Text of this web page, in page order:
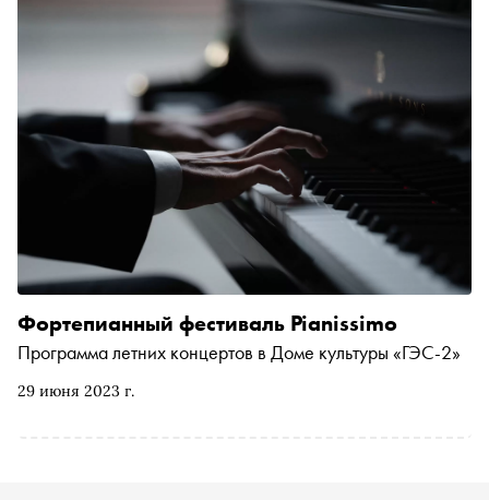
29 июня 2023 г.
Фортепианный фестиваль Pianissimo
Программа летних концертов в Доме культуры «ГЭС-2»